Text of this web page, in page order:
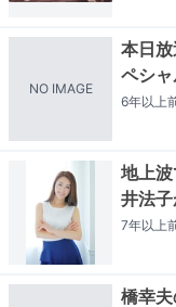
NO IMAGE
本日
ペシ
6年以上
地上
井法
7年以上
橋幸